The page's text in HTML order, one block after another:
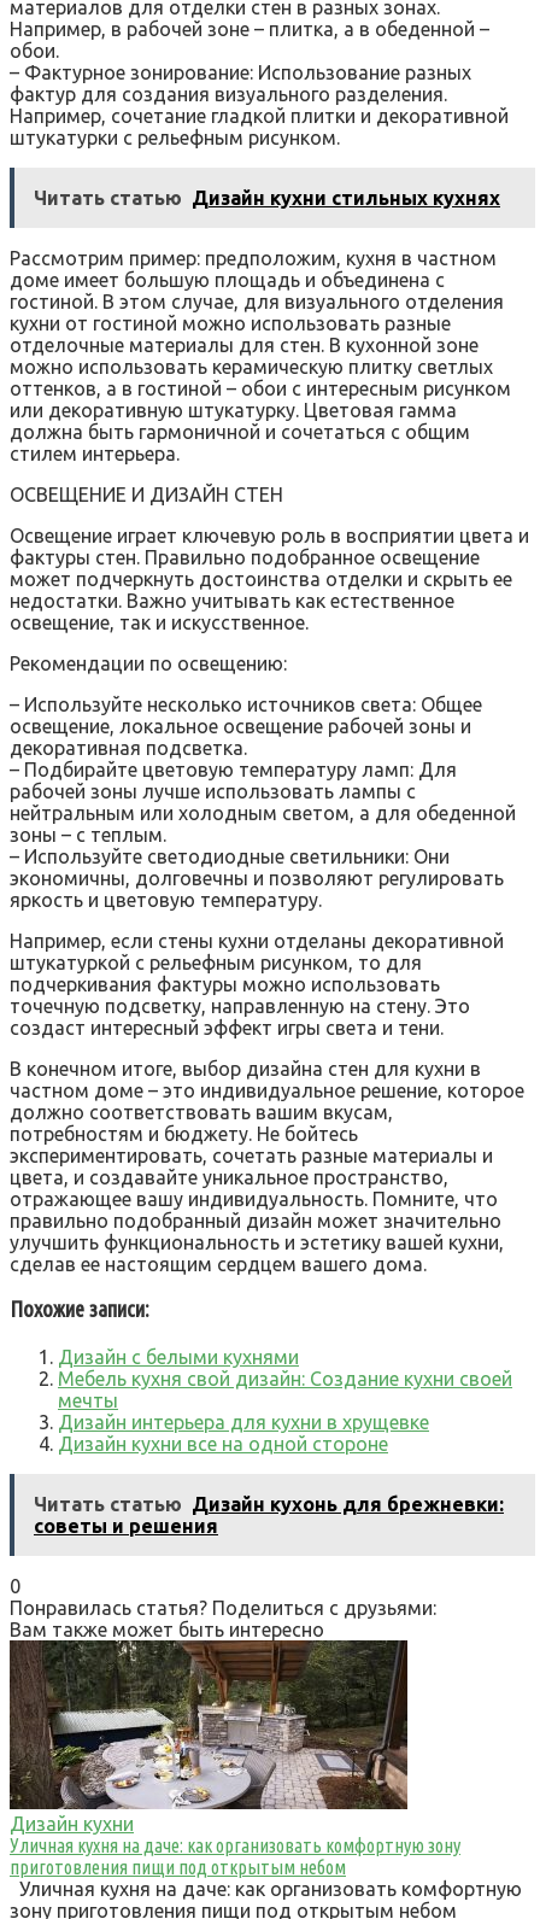
материалов для отделки стен в разных зонах.
Например, в рабочей зоне – плитка, а в обеденной –
обои.
– Фактурное зонирование: Использование разных
фактур для создания визуального разделения.
Например, сочетание гладкой плитки и декоративной
штукатурки с рельефным рисунком.
Читать статью Дизайн кухни стильных кухнях
Рассмотрим пример: предположим, кухня в частном
доме имеет большую площадь и объединена с
гостиной. В этом случае, для визуального отделения
кухни от гостиной можно использовать разные
отделочные материалы для стен. В кухонной зоне
можно использовать керамическую плитку светлых
оттенков, а в гостиной – обои с интересным рисунком
или декоративную штукатурку. Цветовая гамма
должна быть гармоничной и сочетаться с общим
стилем интерьера.
ОСВЕЩЕНИЕ И ДИЗАЙН СТЕН
Освещение играет ключевую роль в восприятии цвета и
фактуры стен. Правильно подобранное освещение
может подчеркнуть достоинства отделки и скрыть ее
недостатки. Важно учитывать как естественное
освещение, так и искусственное.
Рекомендации по освещению:
– Используйте несколько источников света: Общее
освещение, локальное освещение рабочей зоны и
декоративная подсветка.
– Подбирайте цветовую температуру ламп: Для
рабочей зоны лучше использовать лампы с
нейтральным или холодным светом, а для обеденной
зоны – с теплым.
– Используйте светодиодные светильники: Они
экономичны, долговечны и позволяют регулировать
яркость и цветовую температуру.
Например, если стены кухни отделаны декоративной
штукатуркой с рельефным рисунком, то для
подчеркивания фактуры можно использовать
точечную подсветку, направленную на стену. Это
создаст интересный эффект игры света и тени.
В конечном итоге, выбор дизайна стен для кухни в
частном доме – это индивидуальное решение, которое
должно соответствовать вашим вкусам,
потребностям и бюджету. Не бойтесь
экспериментировать, сочетать разные материалы и
цвета, и создавайте уникальное пространство,
отражающее вашу индивидуальность. Помните, что
правильно подобранный дизайн может значительно
улучшить функциональность и эстетику вашей кухни,
сделав ее настоящим сердцем вашего дома.
Похожие записи:
Дизайн с белыми кухнями
Мебель кухня свой дизайн: Создание кухни своей
мечты
Дизайн интерьера для кухни в хрущевке
Дизайн кухни все на одной стороне
Читать статью Дизайн кухонь для брежневки:
советы и решения
0
Понравилась статья? Поделиться с друзьями:
Вам также может быть интересно
Дизайн кухни
Уличная кухня на даче: как организовать комфортную зону
приготовления пищи под открытым небом
Уличная кухня на даче: как организовать комфортную
зону приготовления пищи под открытым небом